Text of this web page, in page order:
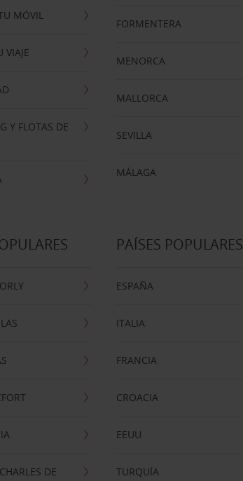
MÓVIL
VIAJE
Y FLOTAS DE
FORMENTERA
MENORCA
MALLORCA
SEVILLA
MÁLAGA
DE
PAÍSES POPULARES
ESPAÑA
ITALIA
FRANCIA
CROACIA
EEUU
TURQUÍA